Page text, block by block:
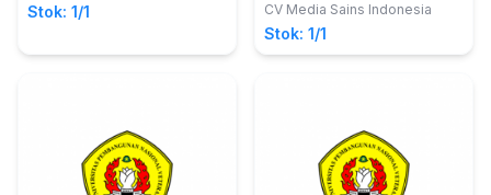
Stok: 1/1
CV Media Sains Indonesia
Stok: 1/1